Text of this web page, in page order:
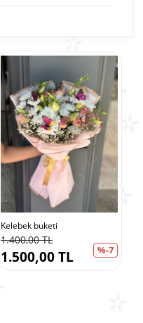
Kelebek buketi
1.400,00 TL
%-7
1.500,00 TL